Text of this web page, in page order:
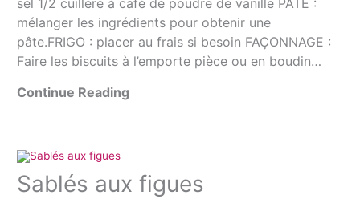
sel 1/2 cuillère à café de poudre de vanille PÂTE :
mélanger les ingrédients pour obtenir une
pâte.FRIGO : placer au frais si besoin FAÇONNAGE :
Faire les biscuits à l’emporte pièce ou en boudin…
Continue Reading
Sablés aux figues